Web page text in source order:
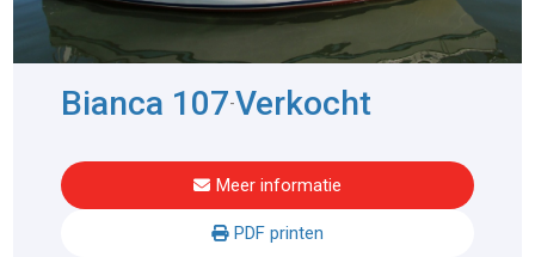
Bianca 107-Verkocht
Meer informatie
PDF printen